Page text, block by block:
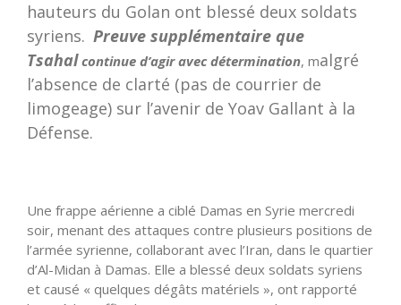
hauteurs du Golan ont blessé deux soldats
syriens. Preuve supplémentaire que
Tsahalcontinue d’agir avec détermination, malgré
l’absence de clarté (pas de courrier de
limogeage) sur l’avenir de Yoav Gallant à la
Défense.
Une frappe aérienne a ciblé Damas en Syrie mercredi
soir, menant des attaques contre plusieurs positions de
l’armée syrienne, collaborant avec l’Iran, dans le quartier
d’Al-Midan à Damas. Elle a blessé deux soldats syriens
et causé « quelques dégâts matériels », ont rapporté